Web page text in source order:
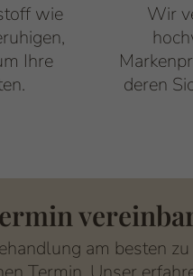
wie
Ihre
Wir
deren
am besten